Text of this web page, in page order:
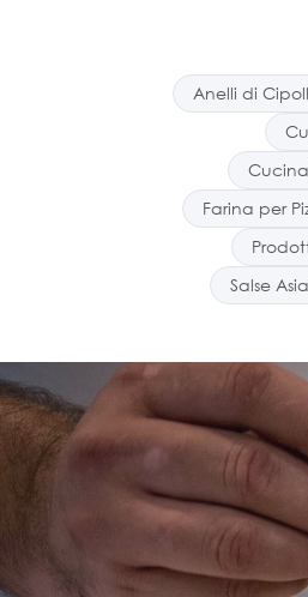
Anelli di
Farina per
Salse